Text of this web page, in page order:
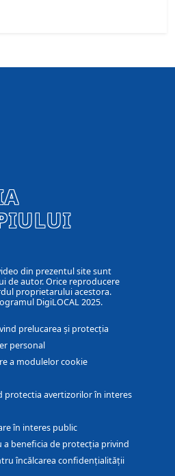
din prezentul site sunt
de autor. Orice reproducere
proprietarului acestora.
DigiLOCAL 2025.
prelucarea și protecția
personal
a modulelor cookie
protectia avertizorilor în interes
în interes public
a beneficia de protecția privind
încălcarea confidențialității